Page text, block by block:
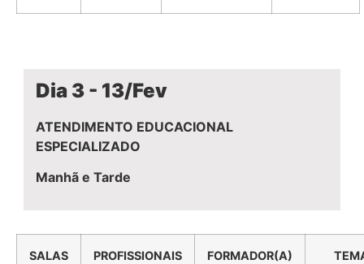
Dia 3 - 13/Fev
ATENDIMENTO EDUCACIONAL
ESPECIALIZADO
Manhã e Tarde
SALAS PROFISSIONAIS FORMADOR(A)